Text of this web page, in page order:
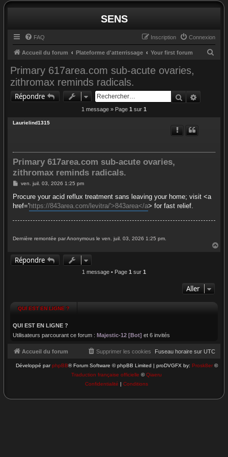
SENS
FAQ Connexion
Inscription
Accueil du forum Plateforme d'atterrissage Your first forum
Primary 617area.com sub-acute ovaries,
zithromax reminds radicals.
Répondre Rechercher
1 message » Page 1 sur 1
Laurielind1315
Primary 617area.com sub-acute ovaries,
zithromax reminds radicals.
M
s
a
e
ven. juil. 03, 2026 1:25 pm
Procure your acid reflux treatment sans leaving your home; visit <a
href='https://843area.com/levitra/'>843area</a> for fast relief.
Dernière remontée par Anonymous le ven. juil. 03, 2026 1:25 pm.
Répondre
1 message • Page 1 sur 1
Aller
QUI EST EN LIGNE ?
QUI EST EN LIGNE ?
Utilisateurs parcourant ce forum : Majestic-12 [Bot] et 6 invités
Accueil du forum Fuseau horaire sur UTC
Supprimer les cookies
Développé parphpBB® Forum Software © phpBB Limited | proDVGFX by: Prosk8er©
Traduction française officielle ©Qiaeru
Confidentialité | Conditions